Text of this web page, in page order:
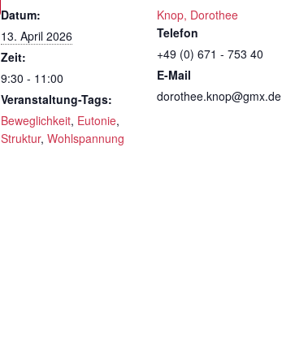
Datum:
13. April 2026
Zeit:
9:30 - 11:00
Veranstaltung-Tags:
Beweglichkeit, Eutonie,
Struktur, Wohlspannung
Knop, Dorothee
Telefon
+49 (0) 671 - 753 40
E-Mail
dorothee.knop@gmx.de